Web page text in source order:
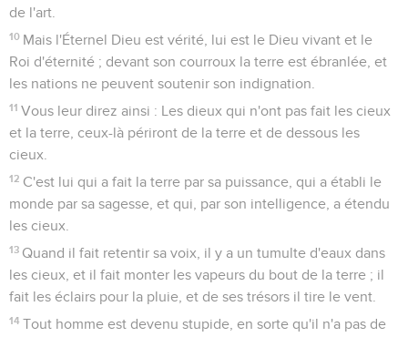
de l'art.
10 Mais l'Éternel Dieu est vérité, lui est le Dieu vivant et le
Roi d'éternité ; devant son courroux la terre est ébranlée, et
les nations ne peuvent soutenir son indignation.
11 Vous leur direz ainsi : Les dieux qui n'ont pas fait les cieux
et la terre, ceux-là périront de la terre et de dessous les
cieux.
12 C'est lui qui a fait la terre par sa puissance, qui a établi le
monde par sa sagesse, et qui, par son intelligence, a étendu
les cieux.
13 Quand il fait retentir sa voix, il y a un tumulte d'eaux dans
les cieux, et il fait monter les vapeurs du bout de la terre ; il
fait les éclairs pour la pluie, et de ses trésors il tire le vent.
14 Tout homme est devenu stupide, en sorte qu'il n'a pas de